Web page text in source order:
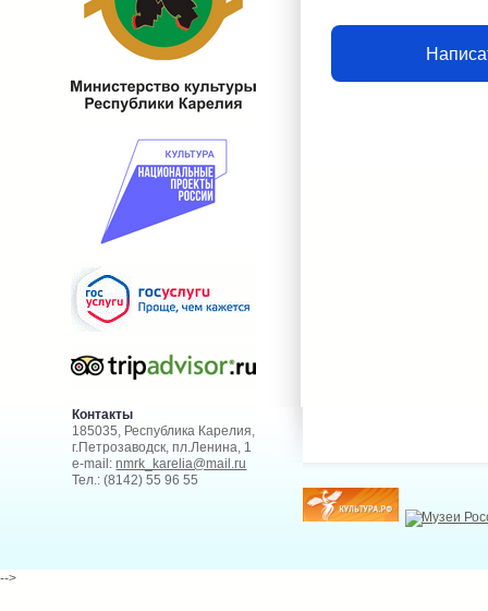
Контакты
185035, Республика Карелия,
г.Петрозаводск, пл.Ленина, 1
e-mail:nmrk_karelia@mail.ru
Тел.: (8142) 55 96 55
-->